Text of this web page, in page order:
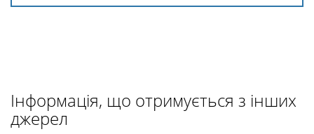
Інформація, що отримується з інших
джерел